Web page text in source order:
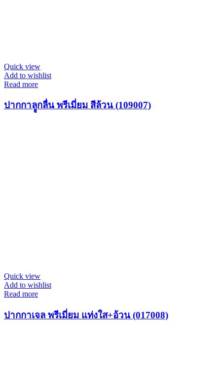
Quick view
Add to wishlist
Read more
ปากกาลููกลื่น พรีเมี่ยม สีล้วน (109007)
Quick view
Add to wishlist
Read more
ปากกาเจล พรีเมี่ยม แท่งใส+อ้วน (017008)